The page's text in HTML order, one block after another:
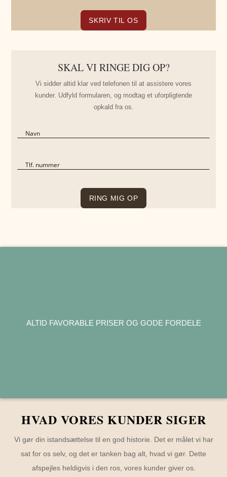
SKAL VI RINGE DIG OP?
Vi sidder altid klar ved telefonen til at assistere vores
kunder. Udfyld formularen, og modtag et uforpligtende
opkald fra os.
ALTID FAVORABLE PRISER OG GODE FORDELE
HVAD VORES KUNDER SIGER
Vi gør din istandsættelse til en god historie. Det er målet vi har
sat for os selv, og det er tanken bag alt, hvad vi gør. Dette
afspejles heldigvis i den ros, vores kunder giver os.